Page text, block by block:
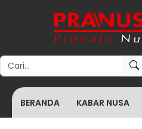
Search for:
BERANDA KABAR NUSA